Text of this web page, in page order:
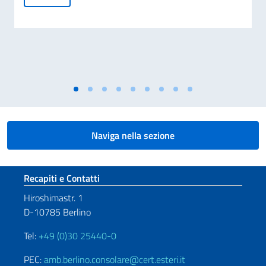
Naviga nella sezione
Sezione footer
Recapiti e Contatti
Hiroshimastr. 1
D-10785 Berlino
Tel: +49 (0)30 25440-0
PEC:amb.berlino.consolare@cert.esteri.it